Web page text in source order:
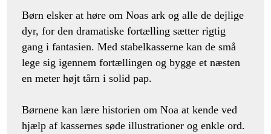
Børn elsker at høre om Noas ark og alle de dejlige
dyr, for den dramatiske fortælling sætter rigtig
gang i fantasien. Med stabelkasserne kan de små
lege sig igennem fortællingen og bygge et næsten
en meter højt tårn i solid pap.
Børnene kan lære historien om Noa at kende ved
hjælp af kassernes søde illustrationer og enkle ord.